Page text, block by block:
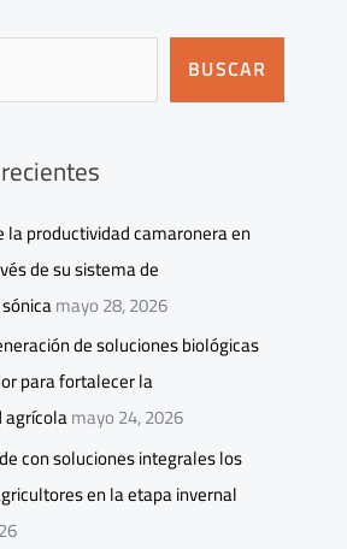
BUSCAR
la productividad camaronera en
de su sistema de
mayo 28, 2026
de soluciones biológicas
para fortalecer la
mayo 24, 2026
con soluciones integrales los
en la etapa invernal